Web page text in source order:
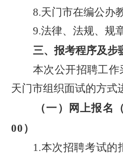
8.天门市在编公办
9.法律、法规、规
三、报考程序及步
本次公开招聘工
天门市组织面试的方式
（一）网上报名（
00）
1.本次招聘考试的